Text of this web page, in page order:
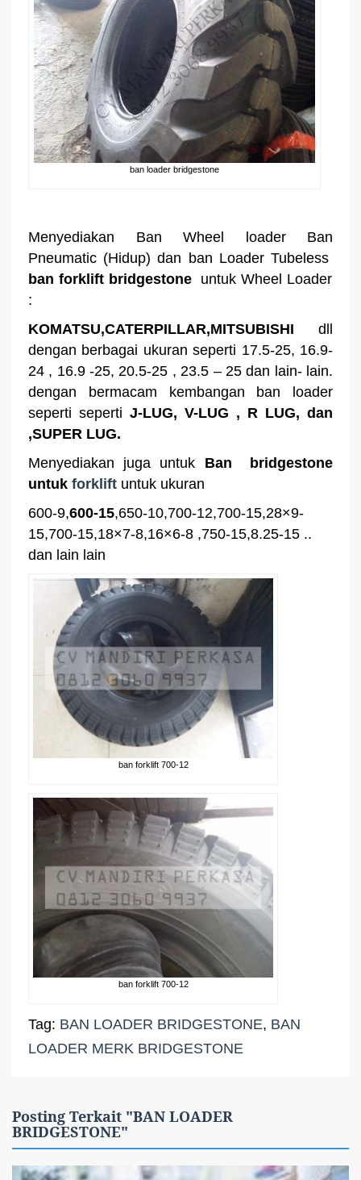
ban loader bridgestone
Menyediakan Ban Wheel loader Ban
Pneumatic (Hidup) dan ban Loader Tubeless
ban forklift bridgestoneuntuk Wheel Loader
:
KOMATSU,CATERPILLAR,MITSUBISHI dll
dengan berbagai ukuran seperti 17.5-25, 16.9-
24 , 16.9 -25, 20.5-25 , 23.5 – 25 dan lain- lain.
dengan bermacam kembangan ban loader
seperti seperti J-LUG, V-LUG , R LUG, dan
,SUPER LUG.
Menyediakan juga untuk Ban bridgestone
untuk forklift untuk ukuran
600-9,600-15,650-10,700-12,700-15,28×9-
15,700-15,18×7-8,16×6-8 ,750-15,8.25-15 ..
dan lain lain
ban forklift 700-12
ban forklift 700-12
Tag: BAN LOADER BRIDGESTONE, BAN
LOADER MERK BRIDGESTONE
Posting Terkait "BAN LOADER
BRIDGESTONE"